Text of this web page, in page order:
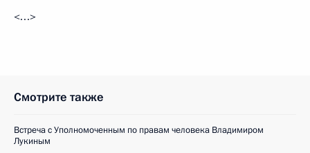
<…>
Смотрите также
Встреча с Уполномоченным по правам человека Владимиром
Лукиным